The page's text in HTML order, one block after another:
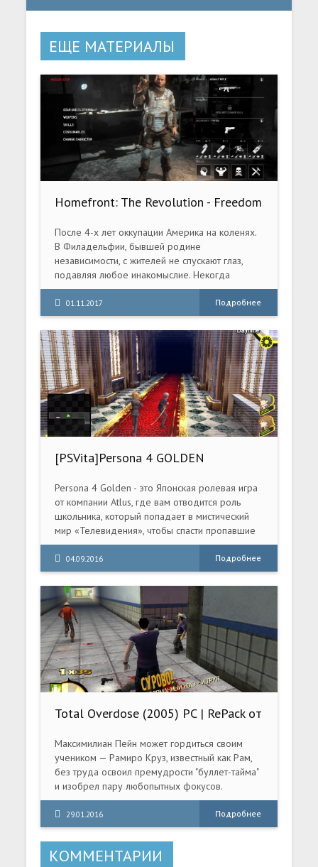
ЕЩЕ МАТЕРИАЛЫ
Homefront: The Revolution - Freedom
(2016) PC | RePack от xatab
После 4-х лет оккупации Америка на коленях.
В Филадельфии, бывшей родине
независимости, с жителей не спускают глаз,
подавляя любое инакомыслие. Некогда
гордые граждане живут в полицейском
государстве и вынуждены выживать; мечты о
свободе давно угасли. Однако в бесплодных
землях Красной Зоны формируются силы
Сопротивления.
01.11.2017 Подробнее
[PSVita]Persona 4 GOLDEN
[EUR/ENG]
Persona 4 Golden - это Японская ролевая игра
от компании Atlus, где вам отводится роль
школьника, который попадает в мистический
мир «Телевидения», чтобы спасти пропавшие
души, которые магическим образом
удерживаются на одном Полуночном Канале.
Герой может создавать связь с жителями
реального мира, создвая так называемые
Персоны (Personas)
04.09.2016 Подробнее
Total Overdose (2005) PC | RePack от
Максимилиан Пейн может гордиться своим
учеником — Рамиро Круз, известный как Рам,
без труда освоил премудрости "буллет-тайма"
и изобрел пару любопытных фокусов.
Киношные прыжки с 2000 года ничуть не
изменились:
29.01.2016 Подробнее
КОММЕНТАРИИ